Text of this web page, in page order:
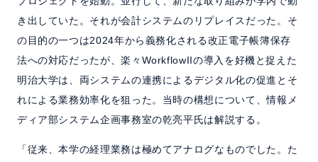
き出していた。それが会計システムのリプレイスだった。そ
の目的の一つは2024年から義務化される改正電子帳簿保存
法への対応だったが、楽々WorkflowIIの導入を好機と捉えた
明治大学は、両システムの連携によるデジタル化の促進とそ
れによる業務効率化を狙った。当時の構想について、情報メ
ディア部システム企画事務室の乾亮平氏は解説する。
「従来、本学の経理業務は極めてアナログなものでした。た